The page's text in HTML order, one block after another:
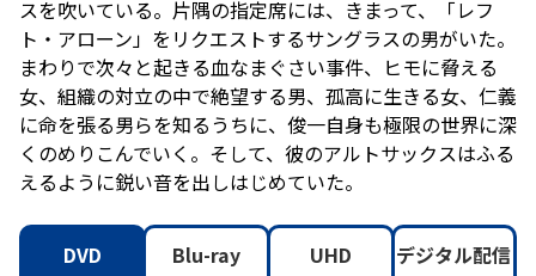
スを吹いている。片隅の指定席には、きまって、「レフ
ト・アローン」をリクエストするサングラスの男がいた。
まわりで次々と起きる血なまぐさい事件、ヒモに脅える
女、組織の対立の中で絶望する男、孤高に生きる女、仁義
に命を張る男らを知るうちに、俊一自身も極限の世界に深
くのめりこんでいく。そして、彼のアルトサックスはふる
えるように鋭い音を出しはじめていた。
DVD Blu-ray UHD デジタル配信